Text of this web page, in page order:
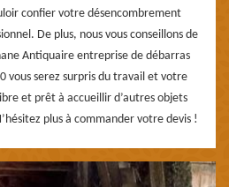
confier votre désencombrement
De plus, nous vous conseillons de
Antiquaire entreprise de débarras
vous serez surpris du travail et votre
et prêt à accueillir d’autres objets
plus à commander votre devis !